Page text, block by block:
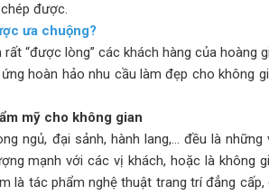
được.
ưa chuộng?
“được lòng” các khách hàng của hoàng
hoàn hảo nhu cầu làm đẹp cho không
mỹ cho không gian
ngủ, đại sảnh, hành lang,… đều là
mạnh với các vị khách, hoặc là không
là tác phẩm nghệ thuật trang trí đẳng